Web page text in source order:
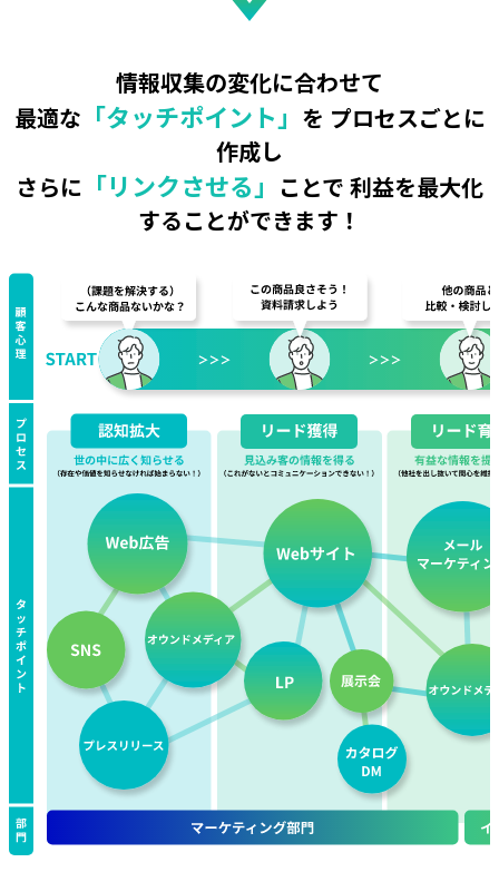
情報収集の変化に合わせて
最適な 「タッチポイント」 を プロセスごとに
作成し
さらに 「リンクさせる」 ことで 利益を最大化
することができます！